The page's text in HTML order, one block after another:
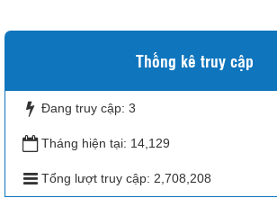
Thống kê truy cập
Đang truy cập: 3
Tháng hiện tại: 14,129
Tổng lượt truy cập: 2,708,208